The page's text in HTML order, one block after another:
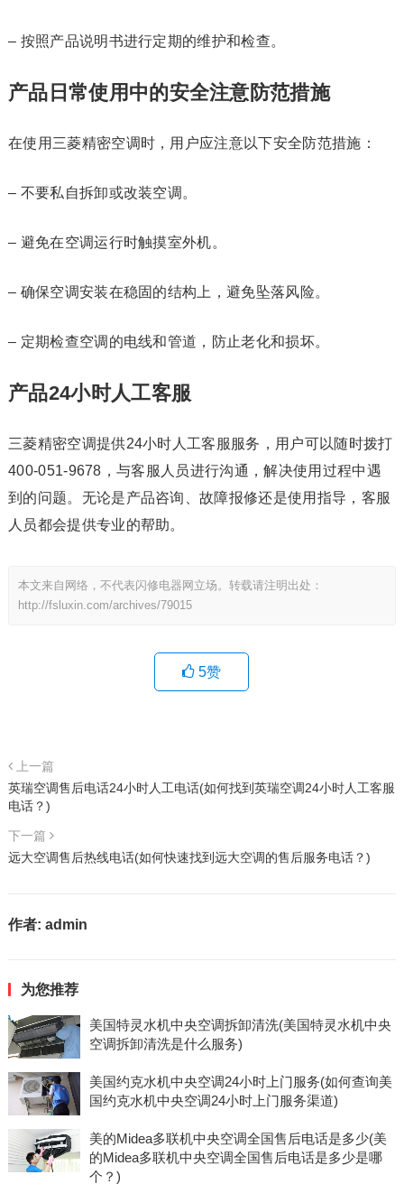
– 按照产品说明书进行定期的维护和检查。
产品日常使用中的安全注意防范措施
在使用三菱精密空调时，用户应注意以下安全防范措施：
– 不要私自拆卸或改装空调。
– 避免在空调运行时触摸室外机。
– 确保空调安装在稳固的结构上，避免坠落风险。
– 定期检查空调的电线和管道，防止老化和损坏。
产品24小时人工客服
三菱精密空调提供24小时人工客服服务，用户可以随时拨打
400-051-9678，与客服人员进行沟通，解决使用过程中遇
到的问题。无论是产品咨询、故障报修还是使用指导，客服
人员都会提供专业的帮助。
本文来自网络，不代表闪修电器网立场。转载请注明出处：
http://fsluxin.com/archives/79015
5赞
上一篇
英瑞空调售后电话24小时人工电话(如何找到英瑞空调24小时人工客服
电话？)
下一篇
远大空调售后热线电话(如何快速找到远大空调的售后服务电话？)
作者: admin
为您推荐
美国特灵水机中央空调拆卸清洗(美国特灵水机中央
空调拆卸清洗是什么服务)
美国约克水机中央空调24小时上门服务(如何查询美
国约克水机中央空调24小时上门服务渠道)
美的Midea多联机中央空调全国售后电话是多少(美
的Midea多联机中央空调全国售后电话是多少是哪
个？)